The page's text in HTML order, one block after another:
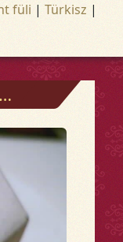
füli | Türkisz |